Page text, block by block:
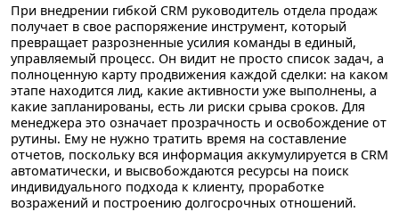
При внедрении гибкой CRM руководитель отдела продаж
получает в свое распоряжение инструмент, который
превращает разрозненные усилия команды в единый,
управляемый процесс. Он видит не просто список задач, а
полноценную карту продвижения каждой сделки: на каком
этапе находится лид, какие активности уже выполнены, а
какие запланированы, есть ли риски срыва сроков. Для
менеджера это означает прозрачность и освобождение от
рутины. Ему не нужно тратить время на составление
отчетов, поскольку вся информация аккумулируется в CRM
автоматически, и высвобождаются ресурсы на поиск
индивидуального подхода к клиенту, проработке
возражений и построению долгосрочных отношений.